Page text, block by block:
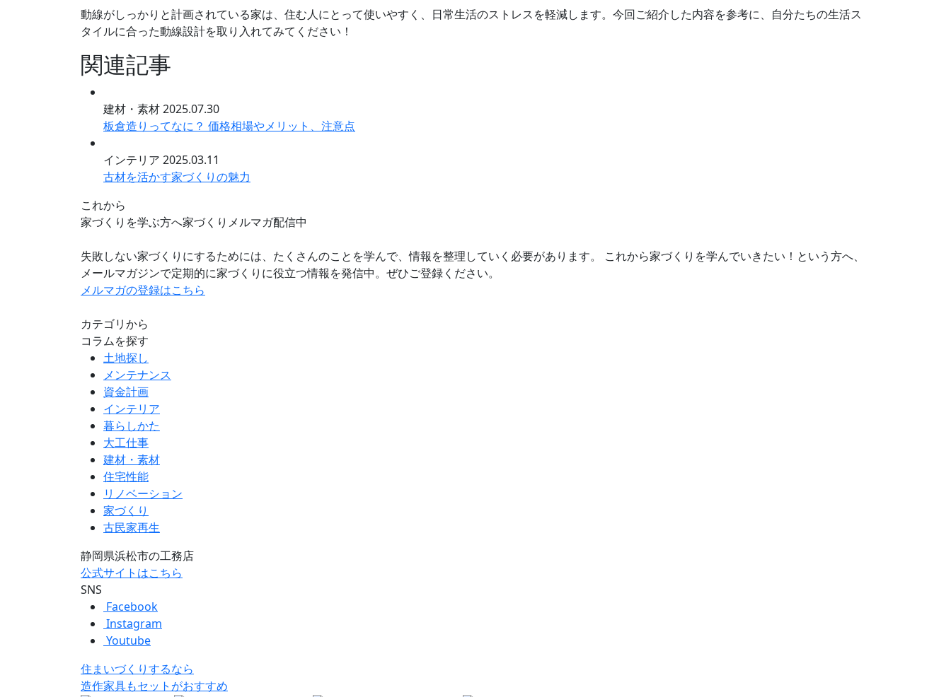
動線がしっかりと計画されている家は、住む人にとって使いやすく、日常生活のストレスを軽減します。今回ご紹介した内容を参考に、自分たちの生活ス
タイルに合った動線設計を取り入れてみてください！
関連記事
建材・素材2025.07.30
板倉造りってなに？ 価格相場やメリット、注意点
インテリア 2025.03.11
古材を活かす家づくりの魅力
これから
家づくりを学ぶ方へ家づくりメルマガ配信中
失敗しない家づくりにするためには、たくさんのことを学んで、情報を整理していく必要があります。 これから家づくりを学んでいきたい！という方へ、
メールマガジンで定期的に家づくりに役立つ情報を発信中。ぜひご登録ください。
メルマガの登録はこちら
カテゴリから
コラムを探す
土地探し
メンテナンス
資金計画
インテリア
暮らしかた
大工仕事
建材・素材
住宅性能
リノベーション
家づくり
古民家再生
静岡県浜松市の工務店
公式サイトはこちら
SNS
Facebook
Instagram
Youtube
住まいづくりするなら
造作家具もセット がおすすめ